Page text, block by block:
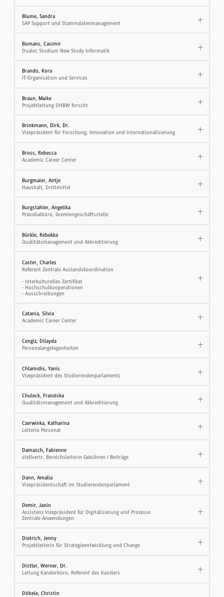
Blume, Sandra
SAP Support und Stammdatenmanagement
Bomans, Casimir
Duales Studium New Study Informatik
Brando, Kora
IT-Organisation und Services
Braun, Maike
Projektleitung DHBW forscht
Brinkmann, Dirk, Dr.
Vizepräsident für Forschung, Innovation und Internationalisierung
Bross, Rebecca
Academic Career Center
Burgmaier, Antje
Haushalt, Drittmittel
Burgstahler, Angelika
Präsidialbüro, Gremiengeschäftsstelle
Bürkle, Rebekka
Qualitätsmanagement und Akkreditierung
Caster, Charles
Referent Zentrale Auslandskoordination
- Interkulturelles Zertifikat
- Hochschulkooperationen
- Ausschreibungen
Catania, Silvia
Academic Career Center
Cengiz, Dilayda
Personalangelegenheiten
Chlamidis, Yanis
Vizepräsident des Studierendenparlaments
Chuleck, Franziska
Qualitätsmanagement und Akkreditierung
Czerwinka, Katharina
Leiterin Personal
Damasch, Fabienne
stellvertr. Bereichsleiterin Gebühren / Beiträge
Dann, Amalia
Vizepräsidentschaft im Studierendenparlament
Demir, Janin
Assistenz Vizepräsident für Digitalisierung und Prozesse
Zentrale Anwendungen
Dietrich, Jenny
Projektleiterin für Strategieentwicklung und Change
Distler, Werner, Dr.
Leitung Kanzlerbüro, Referent des Kanzlers
Döbele, Christin